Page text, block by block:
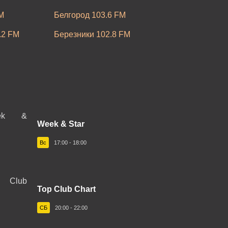
Белгород 103.6 FM
FM Березники 102.8 FM
FM
Ейск 91.3 FM
Week & Star
Вс 17:00 - 18:00
Top Club Chart
СБ 20:00 - 22:00